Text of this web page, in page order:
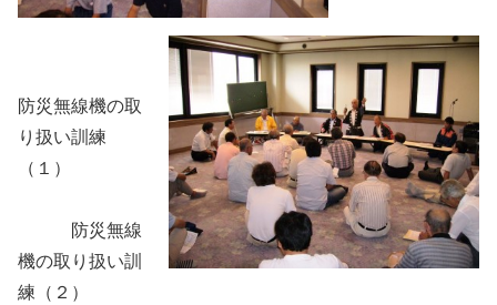
防災無線機の取
り扱い訓練
（１）
防災無線
機の取り扱い訓
練（２）